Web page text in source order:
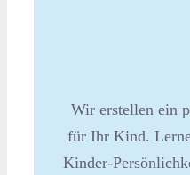
Wir erstellen ein
für Ihr Kind.
Kinder-